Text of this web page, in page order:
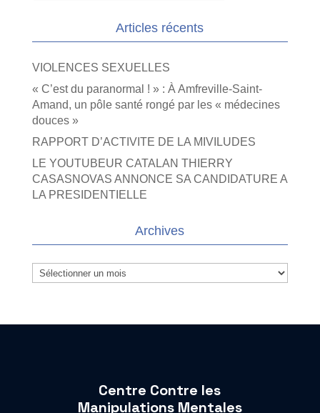
Articles récents
VIOLENCES SEXUELLES
« C’est du paranormal ! » : À Amfreville-Saint-
Amand, un pôle santé rongé par les « médecines
douces »
RAPPORT D’ACTIVITE DE LA MIVILUDES
LE YOUTUBEUR CATALAN THIERRY
CASASNOVAS ANNONCE SA CANDIDATURE A
LA PRESIDENTIELLE
Archives
Archives
Centre Contre les
Manipulations Mentales